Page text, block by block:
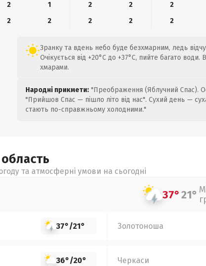
2
1 2 2 2
2
2 2 2 2
Зранку та вдень небо буде безхмарним, ледь
Очікується від +20°C до +37°C, пийте багато води.
хмарами.
Народні прикмети: "Преображення (Яблучний Спас).
"Прийшов Спас — пішло літо від нас". Сухий день —
стають по-справжньому холодними."
область
та атмосферні умови на сьогодні
37°21°
37°/21° Золотоноша
36°/20° Черкаси